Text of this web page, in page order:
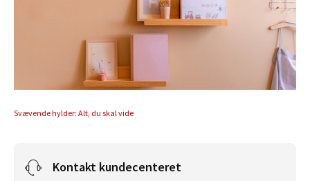
Svævende hylder: Alt, du skal vide
Kontakt kundecenteret